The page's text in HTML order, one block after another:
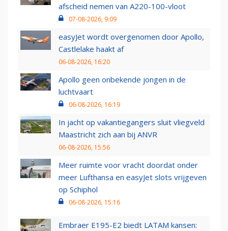
afscheid nemen van A220-100-vloot
07-08-2026, 9:09
easyJet wordt overgenomen door Apollo,
Castlelake haakt af
06-08-2026, 16:20
Apollo geen onbekende jongen in de
luchtvaart
06-08-2026, 16:19
In jacht op vakantiegangers sluit vliegveld
Maastricht zich aan bij ANVR
06-08-2026, 15:56
Meer ruimte voor vracht doordat onder
meer Lufthansa en easyJet slots vrijgeven
op Schiphol
06-08-2026, 15:16
Embraer E195-E2 biedt LATAM kansen: